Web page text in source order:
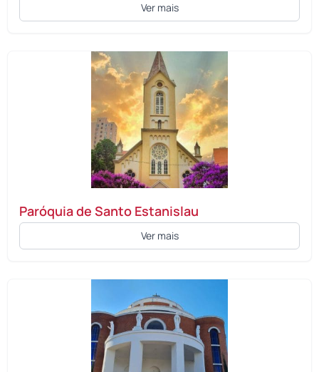
Ver mais
Paróquia de Santo Estanislau
Ver mais